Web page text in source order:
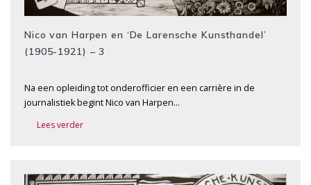
Nico van Harpen en ‘De Larensche Kunsthandel’
(1905-1921) – 3
Na een opleiding tot onderofficier en een carrière in de
journalistiek begint Nico van Harpen…
Lees verder